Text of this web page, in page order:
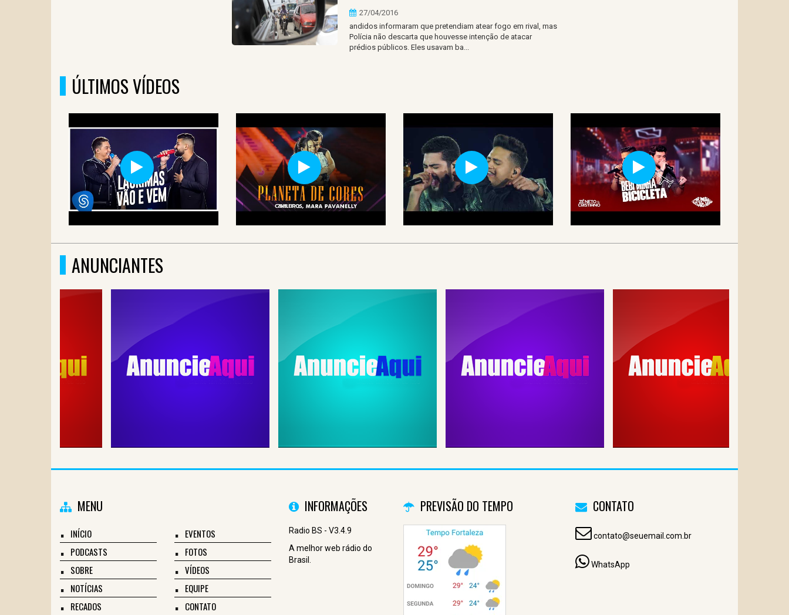
27/04/2016
andidos informaram que pretendiam atear fogo em rival, mas
Polícia não descarta que houvesse intenção de atacar
prédios públicos. Eles usavam ba...
ÚLTIMOS VÍDEOS
ANUNCIANTES
MENU
INÍCIO
PODCASTS
SOBRE
NOTÍCIAS
RECADOS
EVENTOS
FOTOS
VÍDEOS
EQUIPE
CONTATO
INFORMAÇÕES
Radio BS - V3.4.9
A melhor web rádio do
Brasil.
PREVISÃO DO TEMPO CONTATO
contato@seuemail.com.br
WhatsApp